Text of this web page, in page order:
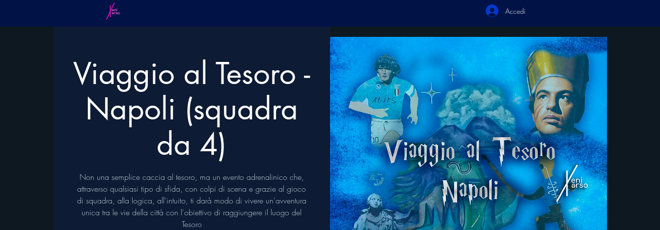
Accedi
Viaggio al Tesoro -
Napoli (squadra
da 4)
Non una semplice caccia al tesoro, ma un evento adrenalinico che,
attraverso qualsiasi tipo di sfida, con colpi di scena e grazie al gioco
di squadra, alla logica, all'intuito, ti darà modo di vivere un'avventura
unica tra le vie della città con l'obiettivo di raggiungere il luogo del
Tesoro